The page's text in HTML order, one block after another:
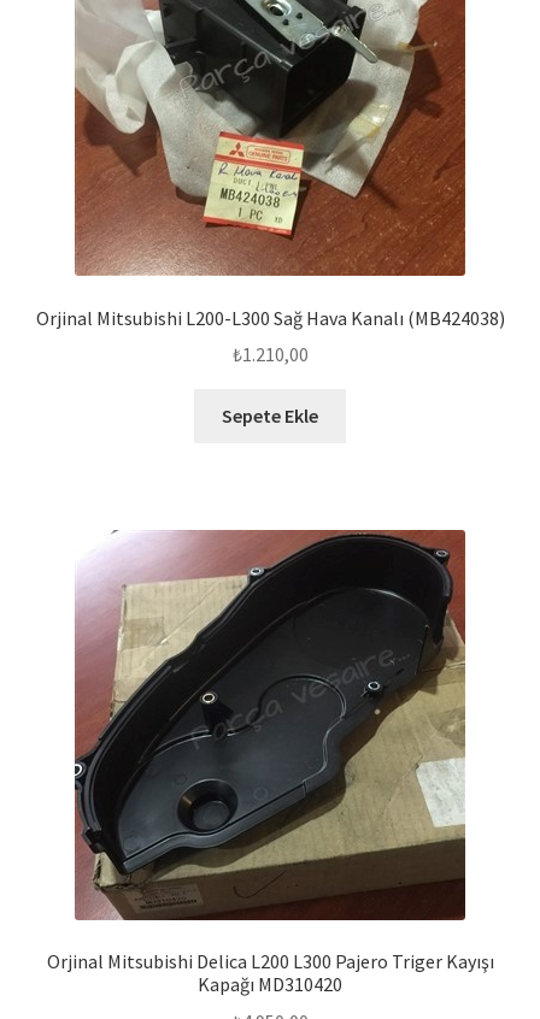
Orjinal Mitsubishi L200-L300 Sağ Hava Kanalı (MB424038)
₺1.210,00
Sepete Ekle
Orjinal Mitsubishi Delica L200 L300 Pajero Triger Kayışı
Kapağı MD310420